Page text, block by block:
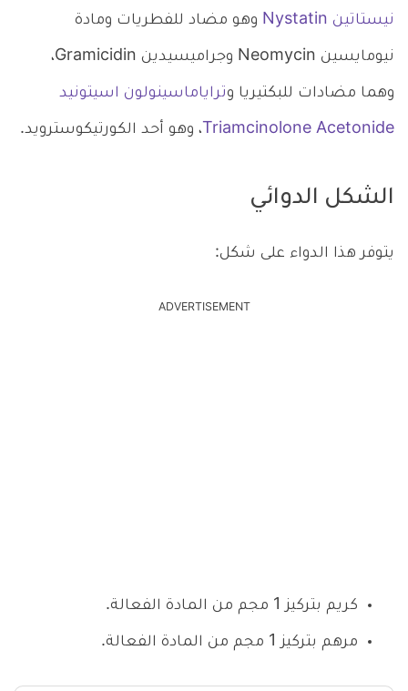
نيستاتين Nystatin وهو مضاد للفطريات ومادة
نيومايسين Neomycin وجراميسيدين Gramicidin،
وهما مضادات للبكتيريا وتراياماسينولون اسيتونيد
Triamcinolone Acetonide ، وهو أحد الكورتيكوسترويد.
الشكل الدوائي
يتوفر هذا الدواء على شكل:
ADVERTISEMENT
كريم بتركيز 1 مجم من المادة الفعالة.
مرهم بتركيز 1 مجم من المادة الفعالة.